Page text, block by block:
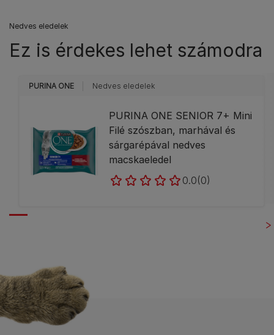
Nedves eledelek
Ez is érdekes lehet számodra
PURINA ONE Nedves eledelek
PURINA ONE SENIOR 7+ Mini
Filé szószban, marhával és
sárgarépával nedves
macskaeledel
0.0(0)